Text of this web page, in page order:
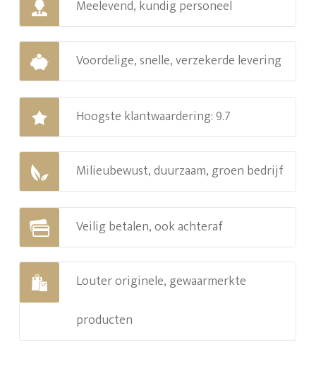
Meelevend, kundig personeel
Voordelige, snelle, verzekerde levering
Hoogste klantwaardering: 9.7
Milieubewust, duurzaam, groen bedrijf
Veilig betalen, ook achteraf
Louter originele, gewaarmerkte
producten